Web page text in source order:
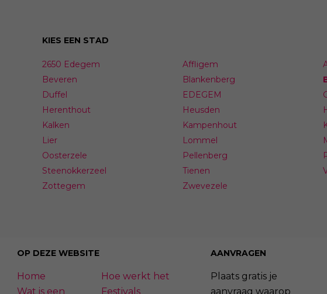
KIES EEN STAD
2650 Edegem Affligem
Beveren
Blankenberg
Duffel
EDEGEM
Herenthout
Heusden
Kalken
Kampenhout
Lier
Lommel
Oosterzele
Pellenberg
Steenokkerzeel
Tienen
Zottegem
Zwevezele
OP DEZE WEBSITE
Home
Hoe werkt het
Wat is een
Festivals
AANVRAGEN
Plaats gratis je
aanvraag waarop